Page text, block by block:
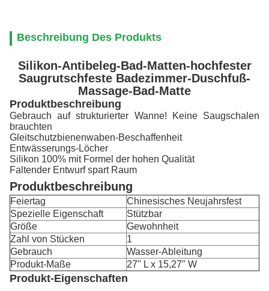
Beschreibung Des Produkts
Silikon-Antibeleg-Bad-Matten-hochfester
Saugrutschfeste Badezimmer-Duschfuß-
Massage-Bad-Matte
Produktbeschreibung
Gebrauch auf strukturierter Wanne! Keine Saugschalen
brauchten
Gleitschutzbienenwaben-Beschaffenheit
Entwässerungs-Löcher
Silikon 100% mit Formel der hohen Qualität
Faltender Entwurf spart Raum
Produktbeschreibung
Feiertag
Chinesisches Neujahrsfest
Spezielle Eigenschaft
Stützbar
Größe
Gewohnheit
Zahl von Stücken
1
Gebrauch
Wasser-Ableitung
Produkt-Maße
27" L x 15,27" W
Produkt-Eigenschaften